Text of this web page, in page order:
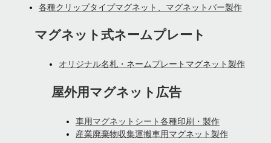
各種クリップタイプマグネット、マグネットバー製作
マグネット式ネームプレート
オリジナル名札・ネームプレートマグネット製作
屋外用マグネット広告
車用マグネットシート各種印刷・製作
産業廃棄物収集運搬車用マグネット製作